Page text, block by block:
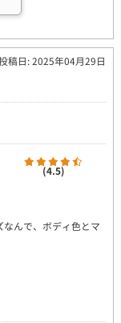
稿日: 2025年04月29日
(4.5)
んで、ボディ色とマ